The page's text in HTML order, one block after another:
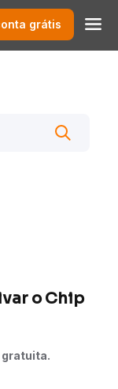
grátis
o Chip
gratuita.